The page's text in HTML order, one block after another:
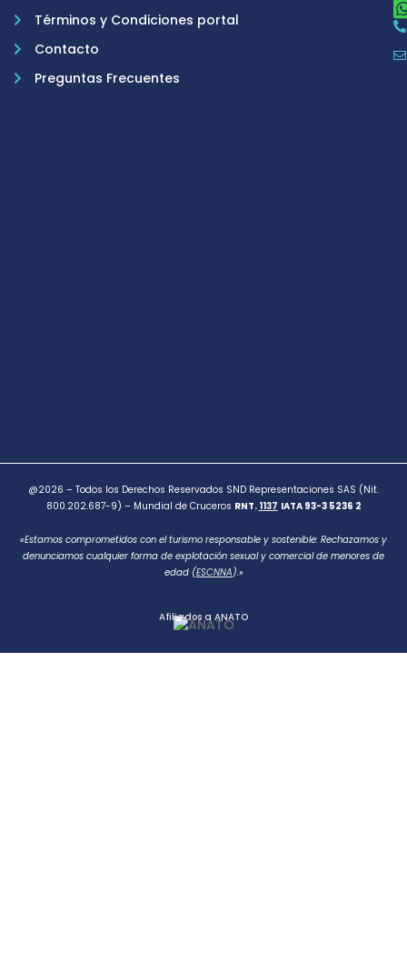
Términos y Condiciones portal
Contacto
Preguntas Frecuentes
@2026 – Todos los Derechos Reservados SND Representaciones SAS (Nit.
800.202.687-9) – Mundial de Cruceros RNT. 1137 IATA 93-3 5236 2
«Estamos comprometidos con el turismo responsable y sostenible: Rechazamos y
denunciamos cualquier forma de explotación sexual y comercial de menores de
edad (ESCNNA).»
Afiliados a ANATO